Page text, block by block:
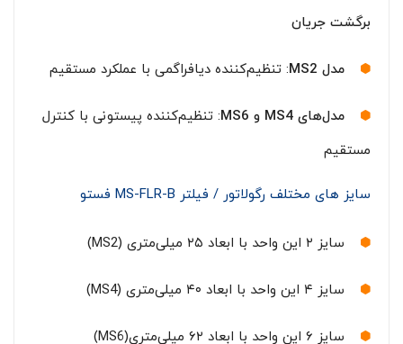
برگشت جریان
مدل MS2: تنظیم‌کننده دیافراگمی با عملکرد مستقیم
مدل‌های MS4 و MS6: تنظیم‌کننده پیستونی با کنترل
مستقیم
سایز های مختلف رگولاتور / فیلتر MS-FLR-B فستو
سایز ۲ این واحد با ابعاد ۲۵ میلی‌متری (MS2)
سایز ۴ این واحد با ابعاد ۴۰ میلی‌متری (MS4)
سایز ۶ این واحد با ابعاد ۶۲ میلی‌متری(MS6)